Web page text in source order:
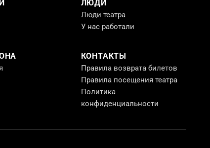
ЛЮДИ
Люди театра
У нас работали
КОНТАКТЫ
Правила возврата билетов
Правила посещения театра
Политика
конфиденциальности